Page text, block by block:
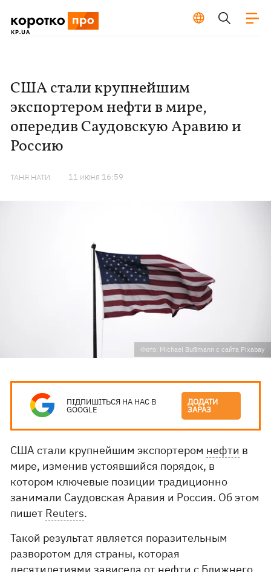
США стали крупнейшим
экспортером нефти в мире,
опередив Саудовскую Аравию и
Россию
ТАНЯ НАТИ 11 июня 16:59
Фото: Michael Bußmann с сайта Pixabay
ПІДПИШІТЬСЯ НА НАС В
GOOGLE
ДОДАТИ
ЗАРАЗ
США стали крупнейшим экспортером нефти в
мире, изменив устоявшийся порядок, в
котором ключевые позиции традиционно
занимали Саудовская Аравия и Россия. Об этом
пишет Reuters.
Такой результат является поразительным
разворотом для страны, которая